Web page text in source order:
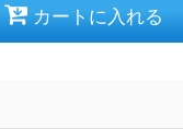
カートに入れる